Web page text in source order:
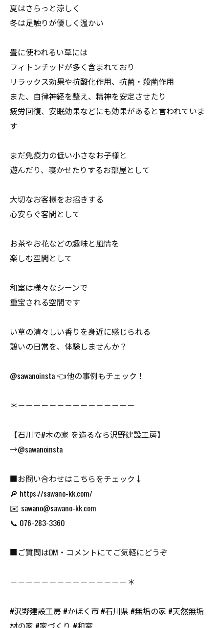
夏はさらっと涼しく
冬は足触りが優しく温かい
畳に使われるい草には
フィトンチッドが多く含まれており
リラックス効果や抗酸化作用、抗菌・殺菌作用
また、自律神経を整え、精神を安定させたり
疲労回復、安眠効果などにも効果があると言われていま
す
まだ免疫力の低い小さなお子様と
遊んだり、寝かせたりするお部屋として
大切なお客様をお招きする
心安らぐ客間として
お茶やお花などの趣味と風情を
楽しむ空間として
和室は様々なシーンで
重宝される空間です
い草の清々しい香りを身近に感じられる
憩いの日常を、体験しませんか？
@sawanoinsta 👈他の事例もチェック！
＊－－－－－－－－－－－－－－－
【石川で#木の家 を造るなら沢野建設工房】
→@sawanoinsta
■お問い合わせはこちらをチェック↓
🔎 https://sawano-kk.com/
✉️ sawano@sawano-kk.com
📞 076-283-3360
■ご質問はDM・コメントにてご気軽にどうぞ
－－－－－－－－－－－－－－－＊
#沢野建設工房 #かほく市 #石川県 #無垢の家 #天然無垢
材の家 #家づくり #和室